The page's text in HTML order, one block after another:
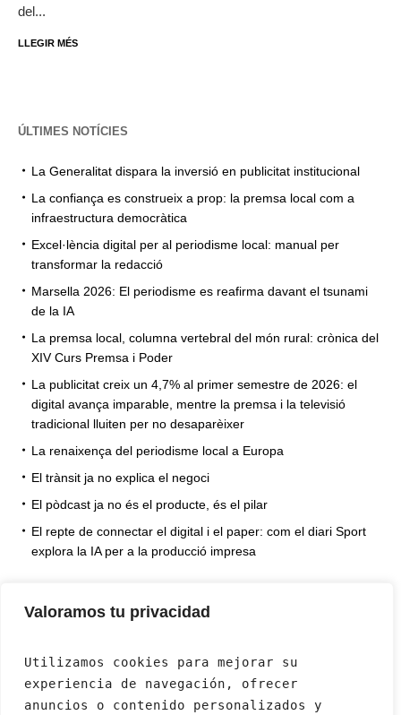
Valoramos tu privacidad
Utilizamos cookies para mejorar su
experiencia de navegación, ofrecer
anuncios o contenido personalizados y
del...
LLEGIR MÉS
ÚLTIMES NOTÍCIES
La Generalitat dispara la inversió en publicitat institucional
La confiança es construeix a prop: la premsa local com a
infraestructura democràtica
Excel·lència digital per al periodisme local: manual per
transformar la redacció
Marsella 2026: El periodisme es reafirma davant el tsunami
de la IA
La premsa local, columna vertebral del món rural: crònica del
XIV Curs Premsa i Poder
La publicitat creix un 4,7% al primer semestre de 2026: el
digital avança imparable, mentre la premsa i la televisió
tradicional lluiten per no desaparèixer
La renaixença del periodisme local a Europa
El trànsit ja no explica el negoci
El pòdcast ja no és el producte, és el pilar
El repte de connectar el digital i el paper: com el diari Sport
explora la IA per a la producció impresa